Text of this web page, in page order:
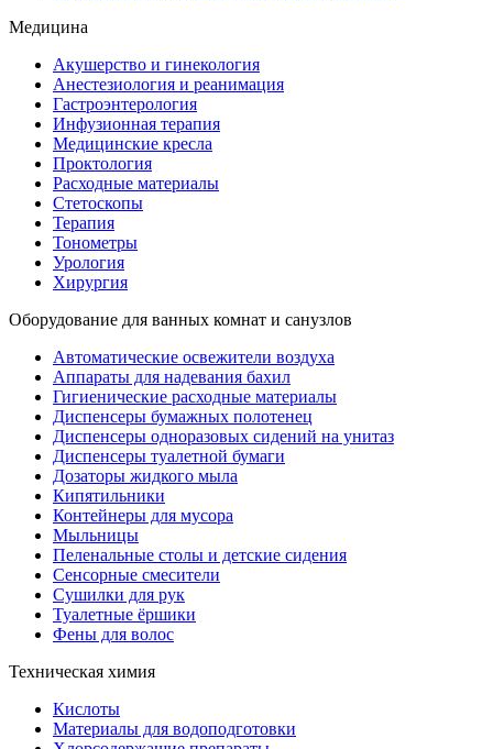
Медицина
Акушерство и гинекология
Анестезиология и реанимация
Гастроэнтерология
Инфузионная терапия
Медицинские кресла
Проктология
Расходные материалы
Стетоскопы
Терапия
Тонометры
Урология
Хирургия
Оборудование для ванных комнат и санузлов
Автоматические освежители воздуха
Аппараты для надевания бахил
Гигиенические расходные материалы
Диспенсеры бумажных полотенец
Диспенсеры одноразовых сидений на унитаз
Диспенсеры туалетной бумаги
Дозаторы жидкого мыла
Кипятильники
Контейнеры для мусора
Мыльницы
Пеленальные столы и детские сидения
Сенсорные смесители
Сушилки для рук
Туалетные ёршики
Фены для волос
Техническая химия
Кислоты
Материалы для водоподготовки